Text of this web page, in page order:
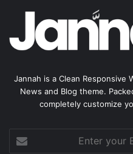
Jannah is a Clean Responsive
News and Blog theme.
completely customize
your